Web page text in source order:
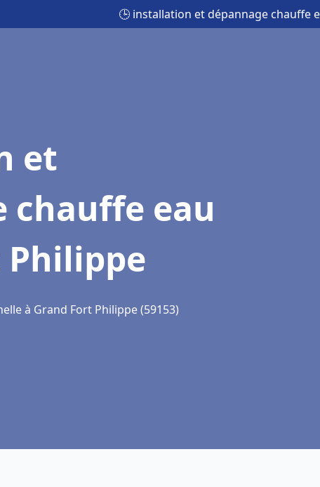
🕒 installation et dépannage chauffe
et
chauffe eau
Philippe
à Grand Fort Philippe (59153)